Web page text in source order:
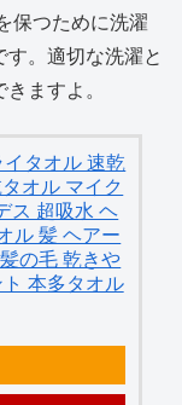
保つために洗濯
。適切な洗濯と
ますよ。
イタオル 速乾
オル マイク
ス 超吸水 ヘ
ル 髪 ヘアー
の毛 乾きや
本多タオル